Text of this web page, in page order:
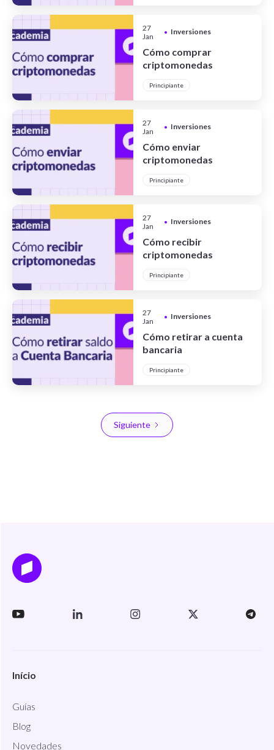
Minería
Blockchain
27
Jan
• Inversiones
Cómo comprar
criptomonedas
Principiante
27
Jan
• Inversiones
Cómo enviar
criptomonedas
Principiante
27
Jan
• Inversiones
Cómo recibir
criptomonedas
Principiante
27
Jan
• Inversiones
Cómo retirar a cuenta
bancaria
Principiante
Siguiente
Início
Guías
Blog
Novedades